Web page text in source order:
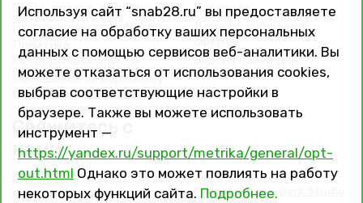
Заказ, оплата, доставка
Подарочные сертификаты
конфиденциальности
Соглашение на обработку
персональных данных
Вакансии
Договор публичной
оферты
Версия сайта для
слабовидящих
Свяжитесь с
нами
Контакты
Магазины и филиалы
Разработано в
Используя сайт “snab28.ru” вы предоставляете
согласие на обработку ваших персональных
данных с помощью сервисов веб-аналитики. Вы
можете отказаться от использования cookies,
выбрав соответствующие настройки в
браузере. Также вы можете использовать
инструмент —
https://yandex.ru/support/metrika/general/opt-
out.html Однако это может повлиять на работу
некоторых функций сайта. Подробнее.